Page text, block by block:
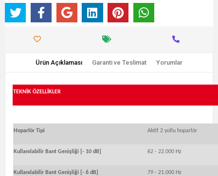
Ürün Açıklaması Garanti ve Teslimat Yorumlar
TEKNİK ÖZELLİKLER
Hoparlör Tipi Aktif 2 yollu hoparlör
Kullanılabilir Bant Genişliği [- 10 dB] 62 - 22.000 Hz
Kullanılabilir Bant Genişliği [- 6 dB] 79 - 21.000 Hz